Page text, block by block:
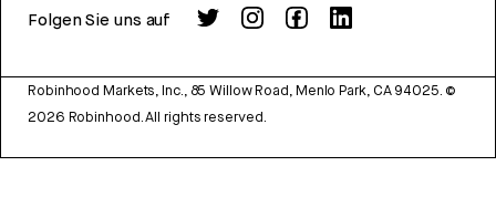
Folgen Sie uns auf
Robinhood Markets, Inc., 85 Willow Road, Menlo Park, CA 94025. ©
2026 Robinhood. All rights reserved.